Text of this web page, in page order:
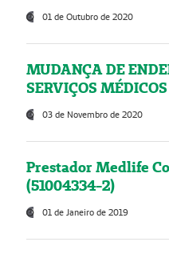
01 de Outubro de 2020
MUDANÇA DE
SERVIÇOS
03 de Novembro de 2020
Prestador Medlife
(51004334-2)
01 de Janeiro de 2019